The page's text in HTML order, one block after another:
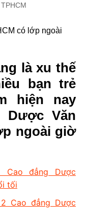
là xu thế
bạn trẻ
hiện nay
Dược Văn
ngoài giờ
Cao đẳng Dược
tối
Cao đẳng Dược